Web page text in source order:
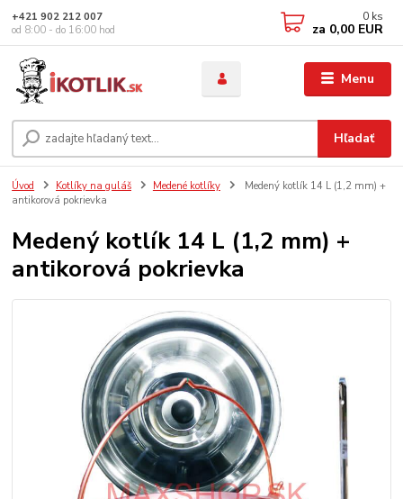
Menu
Hľadať
+421 902 212 007
od 8:00 - do 16:00 hod
0 ks
za 0,00 EUR
Úvod Kotlíky na guláš Medené kotlíky
Medený kotlík 14 L (1,2 mm) +
antikorová pokrievka
Medený kotlík 14 L (1,2 mm) +
antikorová pokrievka